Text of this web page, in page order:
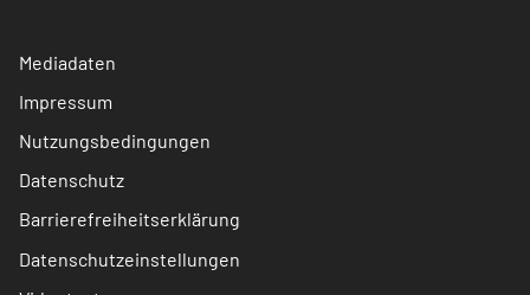
Mediadaten
Impressum
Nutzungsbedingungen
Datenschutz
Barrierefreiheitserklärung
Datenschutzeinstellungen